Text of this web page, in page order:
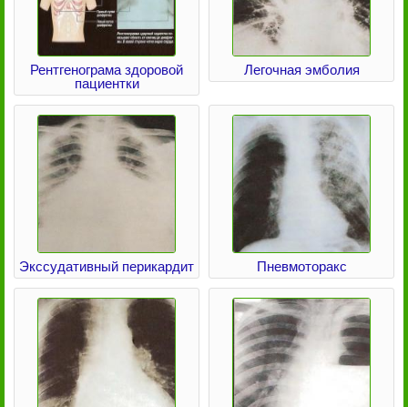
Рентгенограма здоровой
пациентки
Легочная эмболия
Экссудативный перикардит Пневмоторакс